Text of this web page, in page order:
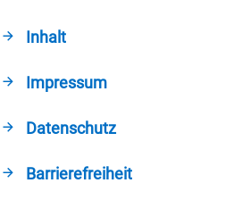
Inhalt
Impressum
Datenschutz
Barrierefreiheit